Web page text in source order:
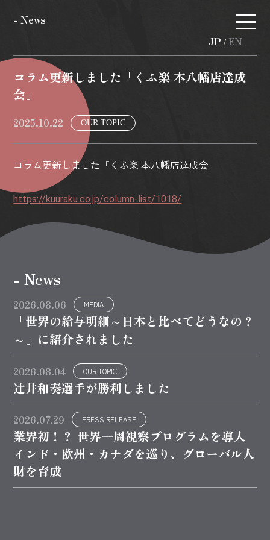
- News
JP / EN
コラム更新しました「くふ楽 本八幡店達成
会」
2025.10.22 OUR TOPIC
コラム更新しました「くふ楽 本八幡店達成会」
https://kuuraku.co.jp/column-list/1018/
- News
2026.08.06 MEDIA
「世界の給与明細～日本と比べてどうなの？
～」に紹介されました
2026.08.04 OUR TOPIC
辻井和奏選手が勝利しました
2026.07.29 PRESS RELEASE
業界初！？ 世界一周視察プログラムを導入
インド・欧州・カナダを巡り、グローバル人
財を育成